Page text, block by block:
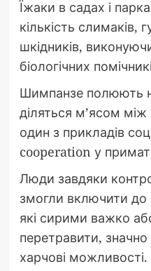
Їжаки в садах і
кількість слимаків,
шкідників,
біологічних
Шимпанзе полюють
діляться м’ясом
один з прикладів
cooperation у
Люди завдяки
змогли включити до
які сирими важко
перетравити,
харчові можливості.